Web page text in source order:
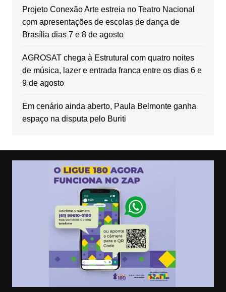
Projeto Conexão Arte estreia no Teatro Nacional
com apresentações de escolas de dança de
Brasília dias 7 e 8 de agosto
AGROSAT chega à Estrutural com quatro noites
de música, lazer e entrada franca entre os dias 6 e
9 de agosto
Em cenário ainda aberto, Paula Belmonte ganha
espaço na disputa pelo Buriti